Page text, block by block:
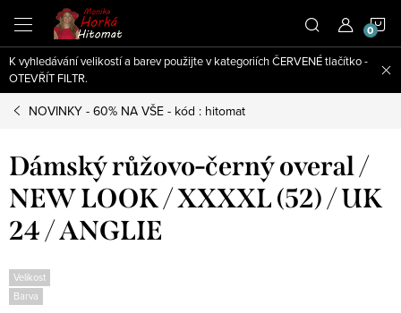
obsah
K vyhledávání velikostí a barev použijte v kategoriích ČERVENÉ tlačítko -
OTEVŘÍT FILTR.
NOVINKY - 60% NA VŠE - kód : hitomat
Dámský růžovo-černý overal /
NEW LOOK / XXXXL (52) / UK
24 / ANGLIE
Velikost
Barva